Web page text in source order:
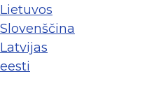
Lietuvos
Slovenščina
Latvijas
eesti